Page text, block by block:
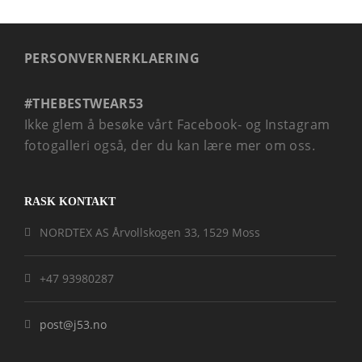
PERSONVERNERKLAERING
#THEBESTWEAR53
Ikke glem å besøke vårt Facebook- og Instagram
fotogalleri også, der du kan lære mer om oss.
RASK KONTAKT
NORDTEX AS Årvollskogen 33, 1529 Moss
+47 93980287
post@j53.no